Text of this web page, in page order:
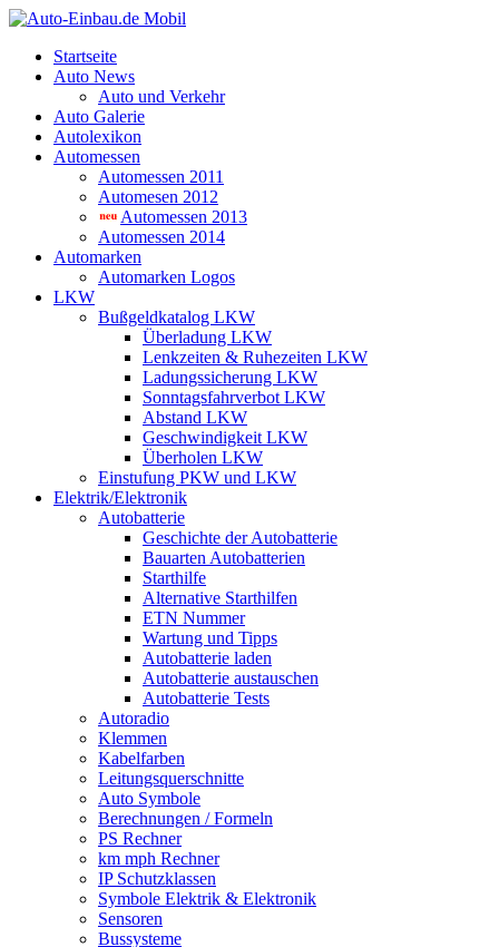
Startseite
Auto News
Auto und Verkehr
Auto Galerie
Autolexikon
Automessen
Automessen 2011
Automesen 2012
Automessen 2013
Automessen 2014
Automarken
Automarken Logos
LKW
Bußgeldkatalog LKW
Überladung LKW
Lenkzeiten & Ruhezeiten LKW
Ladungssicherung LKW
Sonntagsfahrverbot LKW
Abstand LKW
Geschwindigkeit LKW
Überholen LKW
Einstufung PKW und LKW
Elektrik/Elektronik
Autobatterie
Geschichte der Autobatterie
Bauarten Autobatterien
Starthilfe
Alternative Starthilfen
ETN Nummer
Wartung und Tipps
Autobatterie laden
Autobatterie austauschen
Autobatterie Tests
Autoradio
Klemmen
Kabelfarben
Leitungsquerschnitte
Auto Symbole
Berechnungen / Formeln
PS Rechner
km mph Rechner
IP Schutzklassen
Symbole Elektrik & Elektronik
Sensoren
Bussysteme